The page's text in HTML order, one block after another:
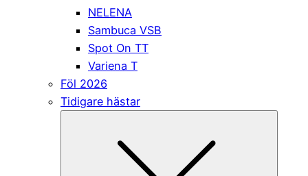
NELENA
Sambuca VSB
Spot On TT
Variena T
Föl 2026
Tidigare hästar